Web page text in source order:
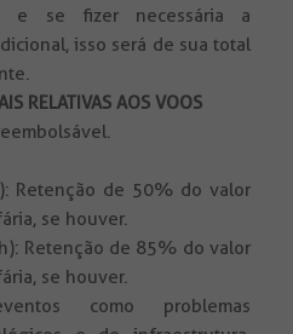
e se fizer necessária a
isso será de sua total
RELATIVAS AOS VOOS
Retenção de 50% do valor
se houver.
Retenção de 85% do valor
se houver.
como problemas